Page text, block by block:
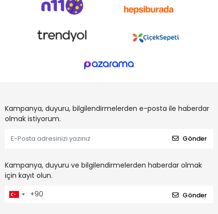
Kampanya, duyuru, bilgilendirmelerden e-posta ile haberdar
olmak istiyorum.
Gönder
Kampanya, duyuru ve bilgilendirmelerden haberdar olmak
için kayıt olun.
Gönder